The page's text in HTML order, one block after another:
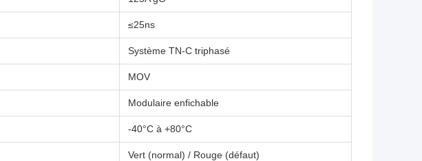
≤25ns
Système TN-C triphasé
MOV
Modulaire enfichable
-40°C à +80°C
Vert (normal) / Rouge (défaut)